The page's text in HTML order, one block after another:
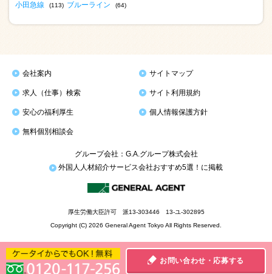
お問い合わせ・応募する
小田急線 (113) ブルーライン (64)
会社案内 サイトマップ
求人（仕事）検索 サイト利用規約
安心の福利厚生 個人情報保護方針
無料個別相談会
グループ会社：G.A.グループ株式会社
外国人人材紹介サービス会社おすすめ5選！に掲載
厚生労働大臣許可 派13-303446 13-ユ-302895
Copyright (C) 2026 General Agent Tokyo All Rights Reserved.